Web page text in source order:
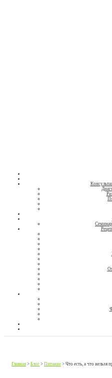
Главная > Блог > Питание > Что есть, а что нельзя